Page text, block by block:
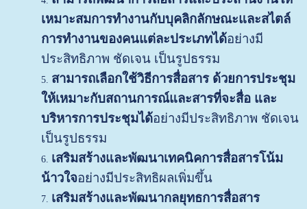
เหมาะสมการทำงานกับบุคลิกลักษณะและสไตล์
การทำงานของคนแต่ละประเภทได้อย่างมี
ประสิทธิภาพ ชัดเจน เป็นรูปธรรม
สามารถเลือกใช้วิธีการสื่อสาร ด้วยการประชุม
ให้เหมาะกับสถานการณ์และสารที่จะสื่อ และ
บริหารการประชุมได้อย่างมีประสิทธิภาพ ชัดเจน
เป็นรูปธรรม
เสริมสร้างและพัฒนาเทคนิคการสื่อสารโน้ม
น้าวใจอย่างมีประสิทธิผลเพิ่มขึ้น
เสริมสร้างและพัฒนากลยุทธการสื่อสาร